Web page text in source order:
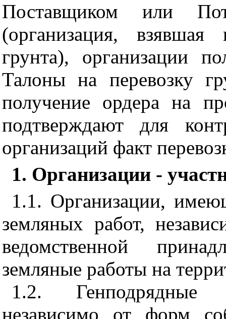
Поставщиком или
(организация,
грунта), организации
Талоны на перевозку
получение ордера на
подтверждают для
организаций факт
1. Организации -
1.1. Организации,
земляных работ,
ведомственной
земляные работы на
1.2. Генподрядные
независимо от форм